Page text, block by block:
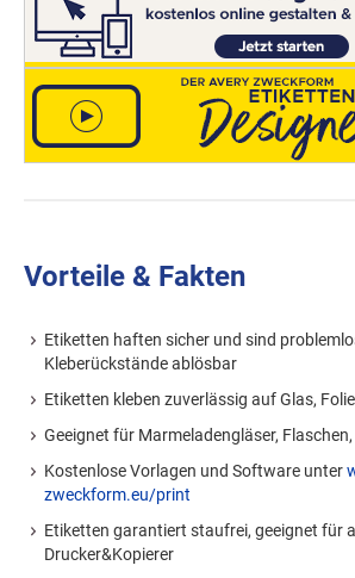
Vorteile & Fakten
Etiketten haften sicher und sind
Kleberückstände ablösbar
Etiketten kleben zuverlässig auf Glas,
Geeignet für Marmeladengläser,
Kostenlose Vorlagen und Software unter
zweckform.eu/print
Etiketten garantiert staufrei, geeignet für
Drucker&Kopierer